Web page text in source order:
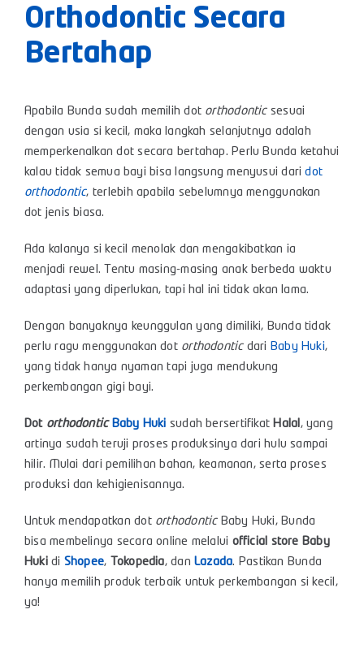
Orthodontic Secara
Bertahap
Apabila Bunda sudah memilih dot orthodontic sesuai
dengan usia si kecil, maka langkah selanjutnya adalah
memperkenalkan dot secara bertahap. Perlu Bunda ketahui
kalau tidak semua bayi bisa langsung menyusui daridot
orthodontic, terlebih apabila sebelumnya menggunakan
dot jenis biasa.
Ada kalanya si kecil menolak dan mengakibatkan ia
menjadi rewel. Tentu masing-masing anak berbeda waktu
adaptasi yang diperlukan, tapi hal ini tidak akan lama.
Dengan banyaknya keunggulan yang dimiliki, Bunda tidak
perlu ragu menggunakan dot orthodontic dari Baby Huki,
yang tidak hanya nyaman tapi juga mendukung
perkembangan gigi bayi.
Dot orthodontic Baby Huki sudah bersertifikatHalal, yang
artinya sudah teruji proses produksinya dari hulu sampai
hilir. Mulai dari pemilihan bahan, keamanan, serta proses
produksi dan kehigienisannya.
Untuk mendapatkan dot orthodonticBaby Huki, Bunda
bisa membelinya secara online melalui official store Baby
Hukidi Shopee, Tokopedia, danLazada. Pastikan Bunda
hanya memilih produk terbaik untuk perkembangan si kecil,
ya!